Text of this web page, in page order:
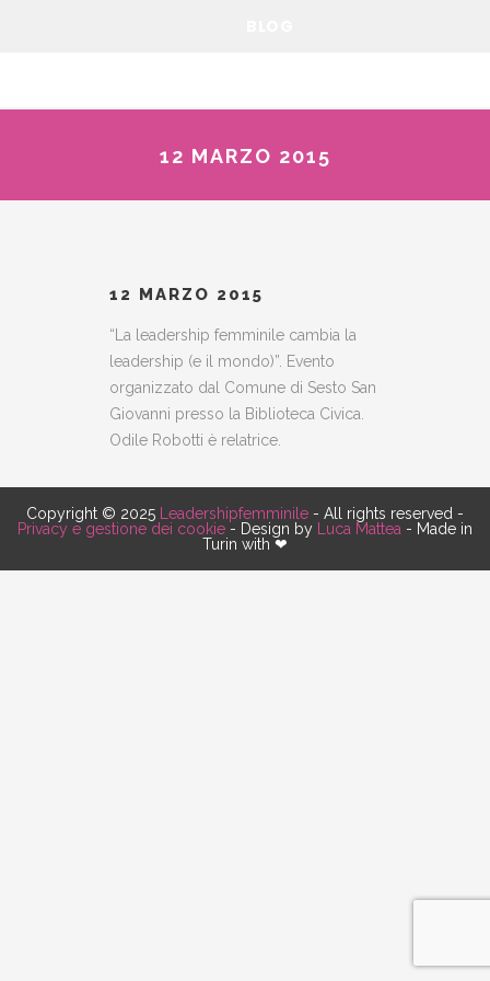
12 MARZO 2015
12 MARZO 2015
“La leadership femminile cambia la
leadership (e il mondo)”. Evento
organizzato dal Comune di Sesto San
Giovanni presso la Biblioteca Civica.
Odile Robotti è relatrice.
Copyright © 2025 Leadershipfemminile - All rights reserved -
Privacy e gestione dei cookie - Design by Luca Mattea - Made in
Turin with ❤